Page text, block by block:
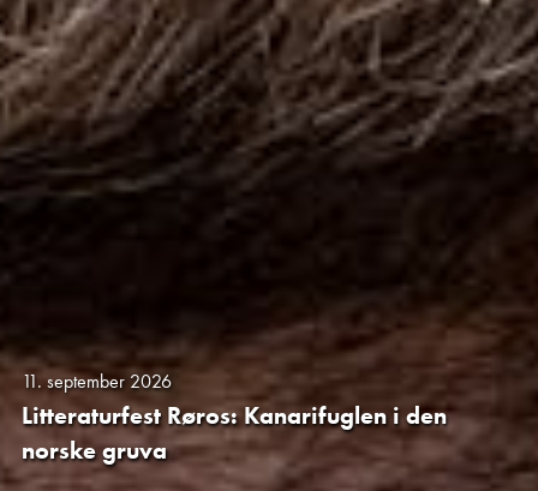
11. september 2026
Litteraturfest Røros: Kanarifuglen i den
norske gruva